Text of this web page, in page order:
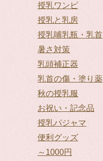
授乳ワンピ
授乳と乳房
授乳哺乳瓶・乳首
暑さ対策
乳頭補正器
乳首の傷・塗り薬
秋の授乳服
お祝い・記念品
授乳パジャマ
便利グッズ
～1000円